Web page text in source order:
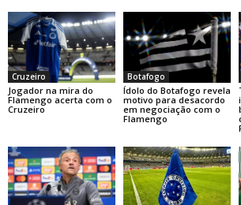
Cruzeiro
Jogador na mira do
Flamengo acerta com o
Cruzeiro
Botafogo
Ídolo do Botafogo revela
motivo para desacordo
em negociação com o
Flamengo